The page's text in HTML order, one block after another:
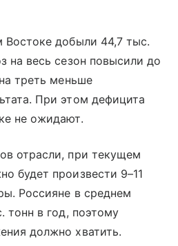
добыли 44,7 тыс.
на весь сезон повысили до
треть меньше
При этом дефицита
не ожидают.
отрасли, при текущем
будет произвести 9–11
Россияне в среднем
тонн в год, поэтому
должно хватить.